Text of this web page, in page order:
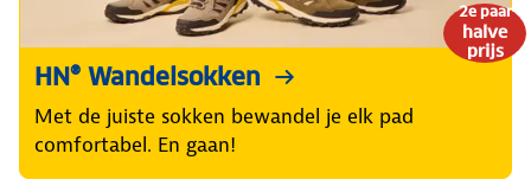
2e paar
halve
prijs
HN® Wandelsokken
Met de juiste sokken bewandel je elk pad
comfortabel. En gaan!